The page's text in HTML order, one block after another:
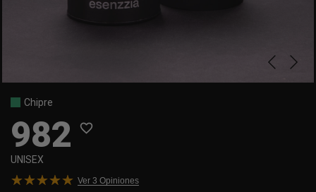
Chipre
982 favorite_border
UNISEX
Ver 3 Opiniones